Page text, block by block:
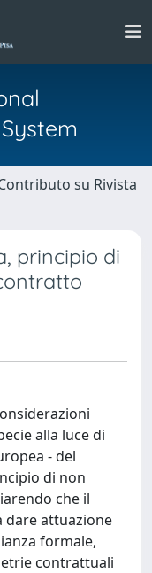
su Rivista
principio di
alla luce di
- del
di non
che il
dare attuazione
formale,
contrattuali